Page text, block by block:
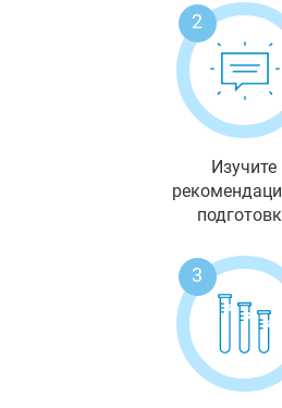
2
Изучите
3